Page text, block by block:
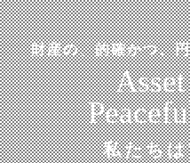
財産の、的確かつ、
私たち